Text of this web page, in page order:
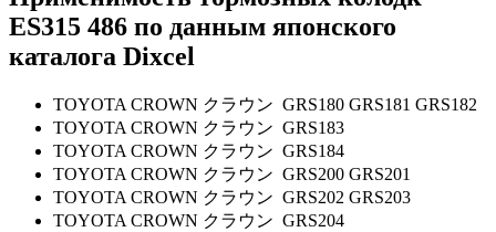
ES315 486 по данным японского
каталога Dixcel
TOYOTA CROWN クラウン GRS180 GRS181 GRS182
TOYOTA CROWN クラウン GRS183
TOYOTA CROWN クラウン GRS184
TOYOTA CROWN クラウン GRS200 GRS201
TOYOTA CROWN クラウン GRS202 GRS203
TOYOTA CROWN クラウン GRS204